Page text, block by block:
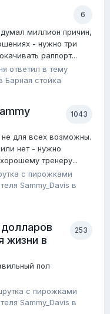
6
миллион причин,
- нужно три
раппорт...
ответил в тему
Барная стойка
1043
не для всех возможны.
нет - нужно
тренеру...
с пирожками
Sammy_Davis в
253
жизни в
пол
с пирожками
Sammy_Davis в